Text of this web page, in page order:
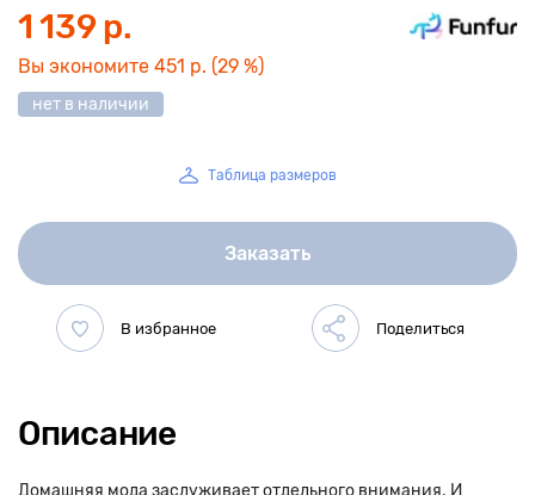
1 139 р.
Вы экономите 451 р. (29 %)
нет в наличии
Таблица размеров
Заказать
Описание
Домашняя мода заслуживает отдельного внимания. И